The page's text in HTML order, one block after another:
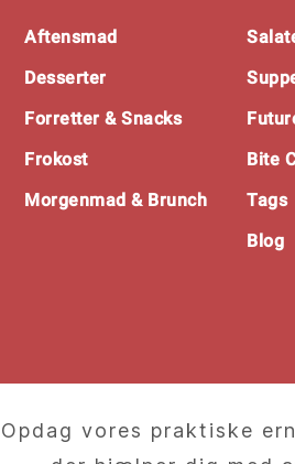
Footer
Aftensmad
Desserter
Forretter & Snacks
Frokost
Morgenmad & Brunch
Bite
Tags
Blog
Opdag vores praktiske